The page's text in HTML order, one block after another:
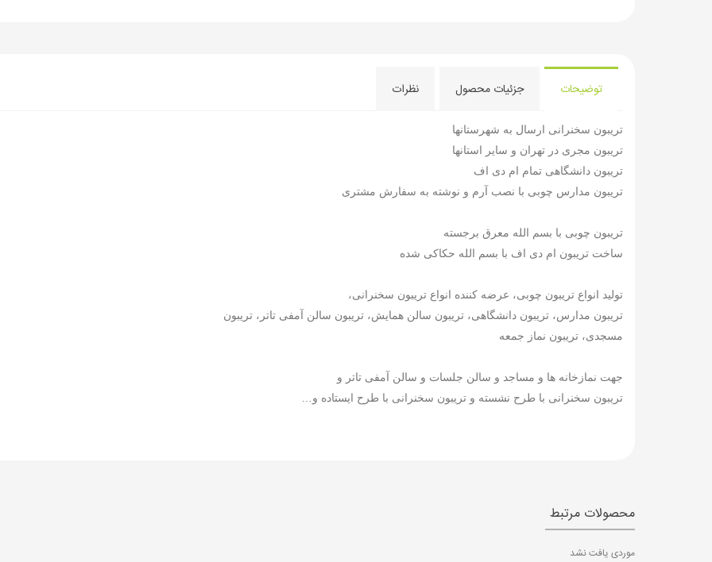
توضیحات جزئیات محصول نظرات
تریبون سخنرانی ارسال به شهرستانها
تریبون مجری در تهران و سایر استانها
تریبون دانشگاهی تمام ام دی اف
تریبون مدارس چوبی با نصب آرم و نوشته به سفارش مشتری
تریبون چوبی با بسم الله معرق برجسته
ساخت تریبون ام دی اف با بسم الله حکاکی شده
تولید انواع تریبون چوبی، عرضه کننده انواع تریبون سخنرانی،
تریبون مدارس، تریبون دانشگاهی، تریبون سالن همایش، تریبون سالن آمفی تاتر، تریبون
مسجدی، تریبون نماز جمعه
جهت نمازخانه ها و مساجد و سالن جلسات و سالن آمفی تاتر و
تریبون سخنرانی با طرح نشسته و تریبون سخنرانی با طرح ایستاده و
محصولات مرتبط
موردی یافت نشد